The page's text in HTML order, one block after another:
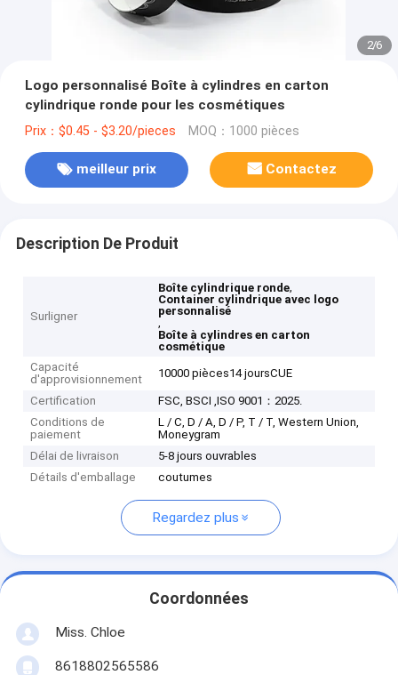
2/6
Logo personnalisé Boîte à cylindres en carton
cylindrique ronde pour les cosmétiques
Prix：$0.45 - $3.20/pieces MOQ：1000 pièces
meilleur prix Contactez
Description De Produit
Surligner
Boîte cylindrique ronde,
Container cylindrique avec logo
personnalisé
,
Boîte à cylindres en carton
cosmétique
Capacité
d'approvisionnement
10000 pièces14 joursCUE
Certification
FSC, BSCI ,ISO 9001：2025.
Conditions de
paiement
L / C, D / A, D / P, T / T, Western Union,
Moneygram
Délai de livraison
5-8 jours ouvrables
Détails d'emballage
coutumes
Regardez plus
Coordonnées
Miss. Chloe
8618802565586